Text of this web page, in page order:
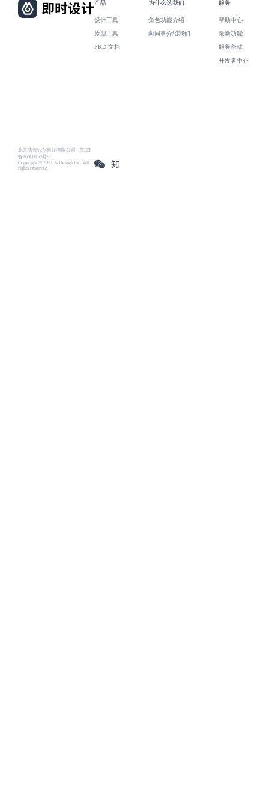
北京雪云锐创科技有限公司 | 京ICP
备16060150号-2
Copyright © 2021 Js.Design Inc. All
rights reserved.
产品
设计工具
原型工具
PRD 文档
为什么选我们
角色功能介绍
向同事介绍我们
服务
帮助中心
最新功能
服务条款
开发者中心